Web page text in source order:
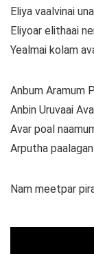
Eliya vaalvinai
Eliyoar elithaai
Yealmai kolam
Anbum Aramum
Anbin Uruvaai
Avar poal
Arputha
Nam meetpar